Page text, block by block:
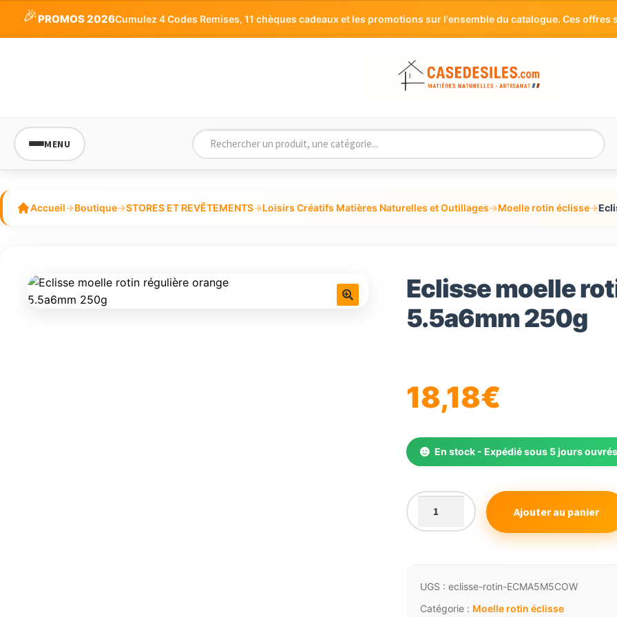
🎉PROMOS 2026Cumulez 4 Codes Remises, 11 chèques cadeaux et les promotions sur l'ensemble du catalogue. Ces
MENU
Accueil→Boutique→STORES ET REVÊTEMENTS→Loisirs Créatifs Matières Naturelles et Outillages→Moelle rotin éclisse→
Eclisse moelle
5.5a6mm 250g
18,18€
En stock - Expédié sous 5 jours
quantité
de
rotin
régulière
Ajouter au panier
UGS : eclisse-rotin-ECMA5M5COW
Catégorie : Moelle rotin éclisse